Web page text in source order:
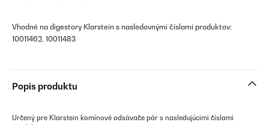
Vhodné na digestory Klarstein s nasledovnými číslami produktov:
10011462, 10011483
Popis produktu
Určený pre Klarstein komínové odsávače pár s nasledujúcimi číslami